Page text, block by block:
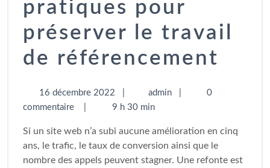
pratiques pour
préserver le travail
de référencement
16 décembre 2022 admin
0
commentaire
9 h 30 min
Si un site web n’a subi aucune amélioration en cinq
ans, le trafic, le taux de conversion ainsi que le
nombre des appels peuvent stagner. Une refonte est